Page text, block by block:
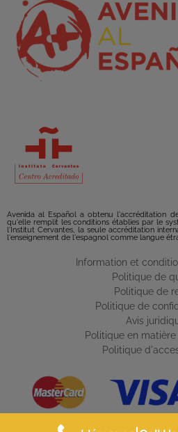
Avenida al Español a obtenu l'accréditation
qu'elle remplit les conditions établies par le
l'Institut Cervantes, la seule accréditation
l'enseignement de l'espagnol comme langue
Information et
Politique de
Politique de
Politique de
Avis
Politique en
Politique